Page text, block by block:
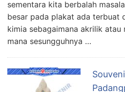
sementara kita berbalah
besar pada plakat ada terbuat
kimia sebagaimana akrilik atau
mana sesungguhnya …